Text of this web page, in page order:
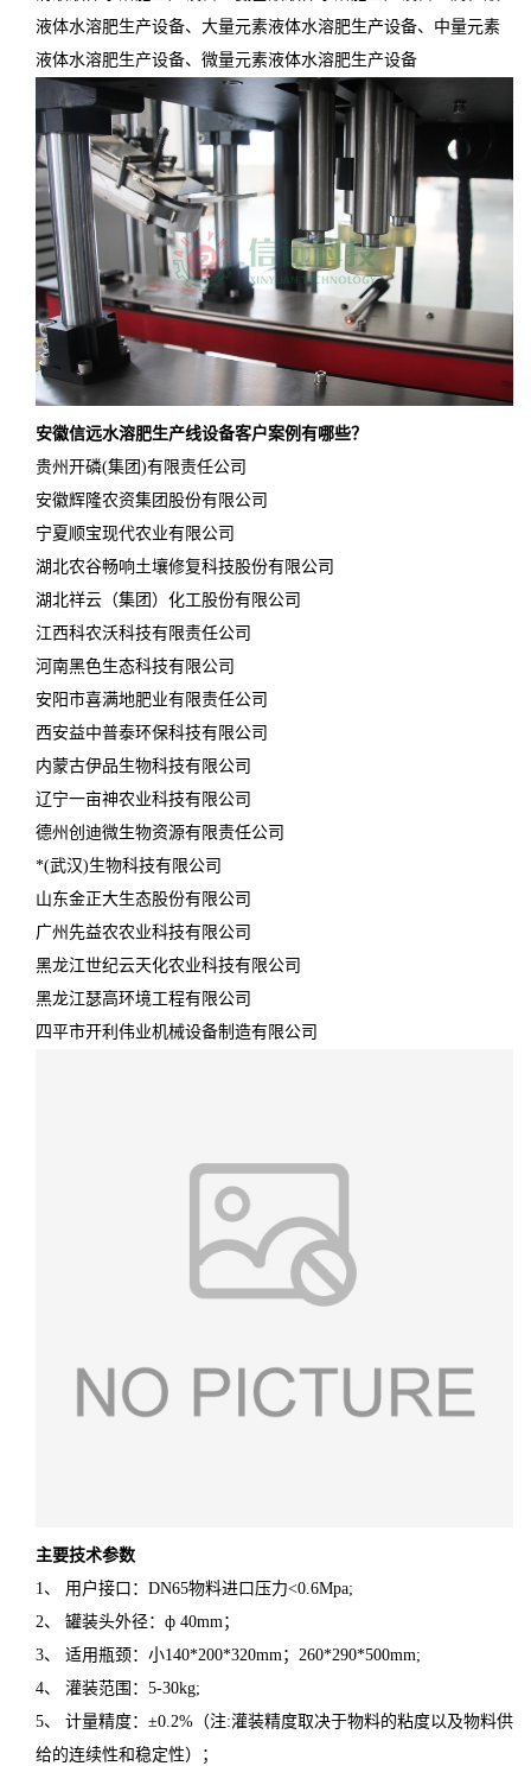
液体水溶肥生产设备、大量元素液体水溶肥生产设备、中量元素
液体水溶肥生产设备、微量元素液体水溶肥生产设备
安徽信远水溶肥生产线设备客户案例有哪些？
贵州开磷(集团)有限责任公司
安徽辉隆农资集团股份有限公司
宁夏顺宝现代农业有限公司
湖北农谷畅响土壤修复科技股份有限公司
湖北祥云（集团）化工股份有限公司
江西科农沃科技有限责任公司
河南黑色生态科技有限公司
安阳市喜满地肥业有限责任公司
西安益中普泰环保科技有限公司
内蒙古伊品生物科技有限公司
辽宁一亩神农业科技有限公司
德州创迪微生物资源有限责任公司
*(武汉)生物科技有限公司
山东金正大生态股份有限公司
广州先益农农业科技有限公司
黑龙江世纪云天化农业科技有限公司
黑龙江瑟高环境工程有限公司
四平市开利伟业机械设备制造有限公司
主要技术参数
1、 用户接口：DN65物料进口压力<0.6Mpa;
2、 罐装头外径：ф 40mm；
3、 适用瓶颈：小140*200*320mm；260*290*500mm;
4、 灌装范围：5-30kg;
5、 计量精度：±0.2%（注:灌装精度取决于物料的粘度以及物料供
给的连续性和稳定性）；